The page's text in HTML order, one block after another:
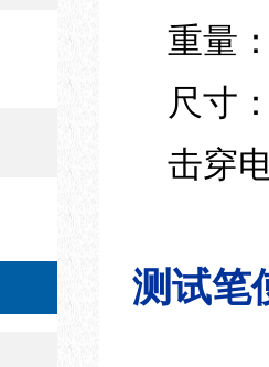
重量
尺寸
击穿
测试笔